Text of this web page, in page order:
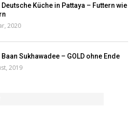
Küche in Pattaya – Futtern wie
2020
Sukhawadee – GOLD ohne Ende
2019